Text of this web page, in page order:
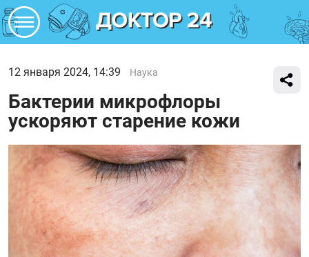
12 января 2024, 14:39 Наука
Бактерии микрофлоры
ускоряют старение кожи